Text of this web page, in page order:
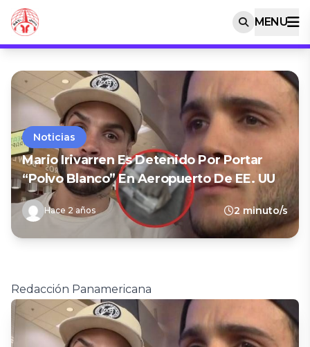
MENU
Noticias
Mario Irivarren Es Detenido Por Portar
“polvo Blanco” En Aeropuerto De EE. UU
Hace 2 años 2 minuto/s
Redacción Panamericana